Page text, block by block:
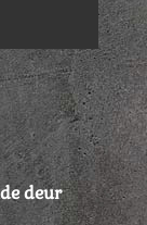
deur